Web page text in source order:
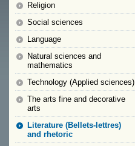
Religion
Social sciences
Language
Natural sciences and
mathematics
Technology (Applied sciences)
The arts fine and decorative
arts
Literature (Bellets-lettres)
and rhetoric